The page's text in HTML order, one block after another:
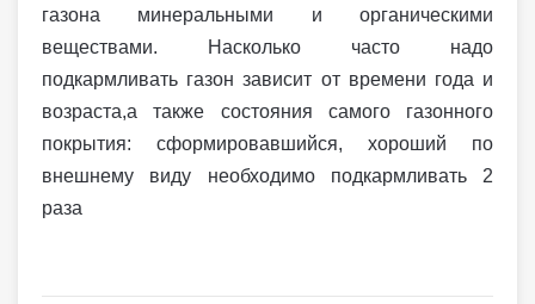
газона минеральными и органическими
веществами. Насколько часто надо
подкармливать газон зависит от времени года и
возраста,а также состояния самого газонного
покрытия: сформировавшийся, хороший по
внешнему виду необходимо подкармливать 2
раза